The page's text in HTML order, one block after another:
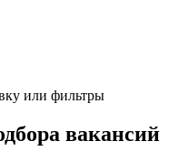
или фильтры
вакансий